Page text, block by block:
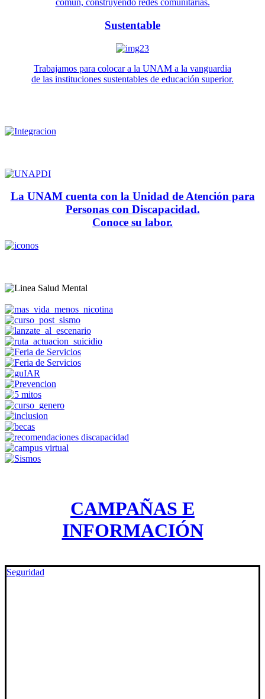
común, construyendo redes comunitarias.
Sustentable
Trabajamos para colocar a la UNAM a la vanguardia
de las instituciones sustentables de educación superior.
La UNAM cuenta con la Unidad de Atención para
Personas con Discapacidad.
Conoce su labor.
CAMPAÑAS E
INFORMACIÓN
Seguridad